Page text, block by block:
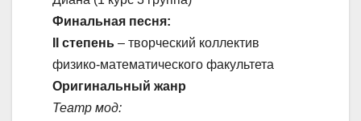
Финальная песня:
II степень – творческий коллектив
физико-математического факультета
Оригинальный жанр
Театр мод: